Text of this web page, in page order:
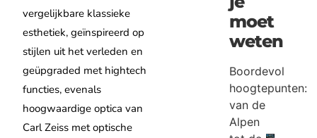
vergelijkbare klassieke
esthetiek, geïnspireerd op
stijlen uit het verleden en
geüpgraded met hightech
functies, evenals
hoogwaardige optica van
Carl Zeiss met optische
moet
weten
Boordevol
hoogtepunten:
van de
Alpen